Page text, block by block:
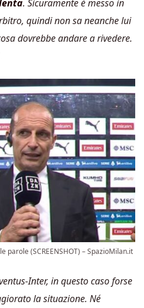
. Sicuramente è messo in
quindi non sa neanche lui
dovrebbe andare a rivedere.
parole (SCREENSHOT) – SpazioMilan.it
Inter, in questo caso forse
la situazione. Né